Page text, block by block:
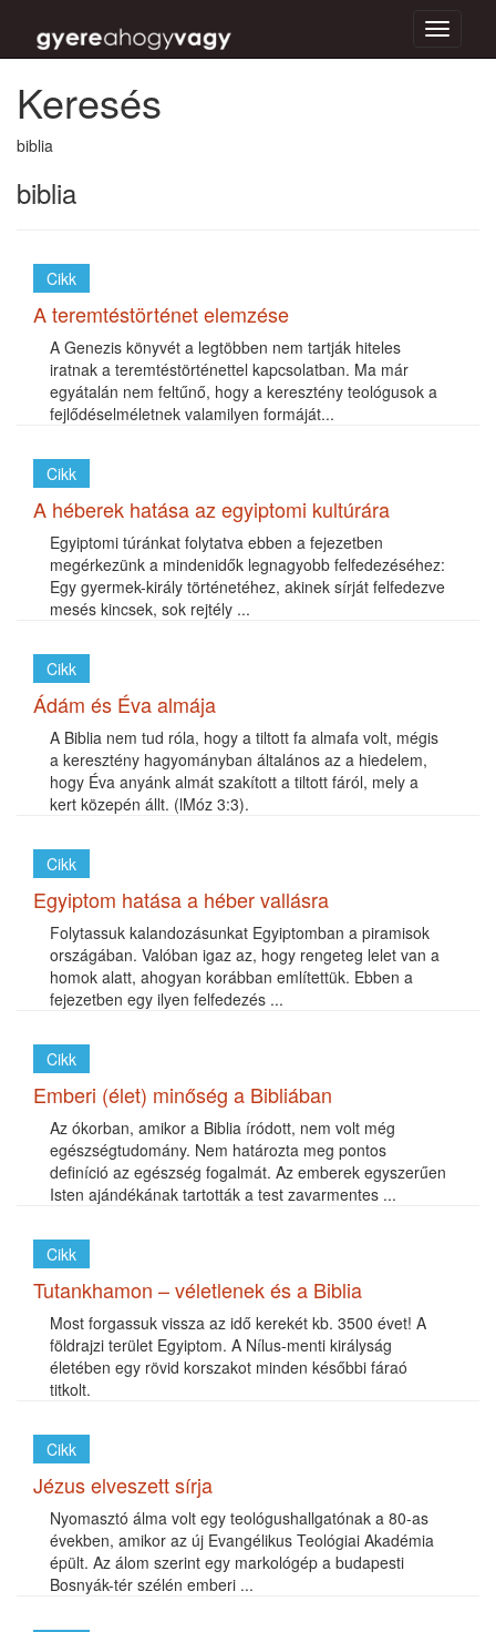
Toggle
Keresés
biblia
biblia
Cikk
A teremtéstörténet elemzése
A Genezis könyvét a legtöbben nem tartják hiteles
iratnak a teremtéstörténettel kapcsolatban. Ma már
egyátalán nem feltűnő, hogy a keresztény teológusok a
fejlődéselméletnek valamilyen formáját...
Cikk
A héberek hatása az egyiptomi kultúrára
Egyiptomi túránkat folytatva ebben a fejezetben
megérkezünk a mindenidők legnagyobb felfedezéséhez:
Egy gyermek-király történetéhez, akinek sírját felfedezve
mesés kincsek, sok rejtély ...
Cikk
Ádám és Éva almája
A Biblia nem tud róla, hogy a tiltott fa almafa volt, mégis
a keresztény hagyományban általános az a hiedelem,
hogy Éva anyánk almát szakított a tiltott fáról, mely a
kert közepén állt. (lMóz 3:3).
Cikk
Egyiptom hatása a héber vallásra
Folytassuk kalandozásunkat Egyiptomban a piramisok
országában. Valóban igaz az, hogy rengeteg lelet van a
homok alatt, ahogyan korábban említettük. Ebben a
fejezetben egy ilyen felfedezés ...
Cikk
Emberi (élet) minőség a Bibliában
Az ókorban, amikor a Biblia íródott, nem volt még
egészségtudomány. Nem határozta meg pontos
definíció az egészség fogalmát. Az emberek egyszerűen
Isten ajándékának tartották a test zavarmentes ...
Cikk
Tutankhamon – véletlenek és a Biblia
Most forgassuk vissza az idő kerekét kb. 3500 évet! A
földrajzi terület Egyiptom. A Nílus-menti királyság
életében egy rövid korszakot minden későbbi fáraó
titkolt.
Cikk
Jézus elveszett sírja
Nyomasztó álma volt egy teológushallgatónak a 80-as
években, amikor az új Evangélikus Teológiai Akadémia
épült. Az álom szerint egy markológép a budapesti
Bosnyák-tér szélén emberi ...